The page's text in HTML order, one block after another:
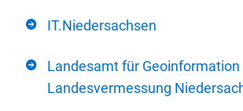
IT.Niedersachsen
Landesamt für Geoinformation
Landesvermessung